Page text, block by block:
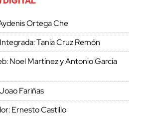
Ortega Che
Tania Cruz Remón
Noel Martínez y Antonio García
Fariñas
Ernesto Castillo